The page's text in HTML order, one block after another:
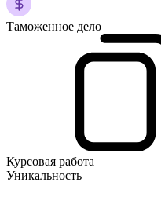
Таможенное дело
Курсовая работа
Уникальность